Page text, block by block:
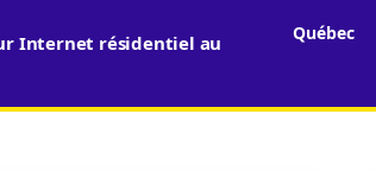
Internet résidentiel au
Québec